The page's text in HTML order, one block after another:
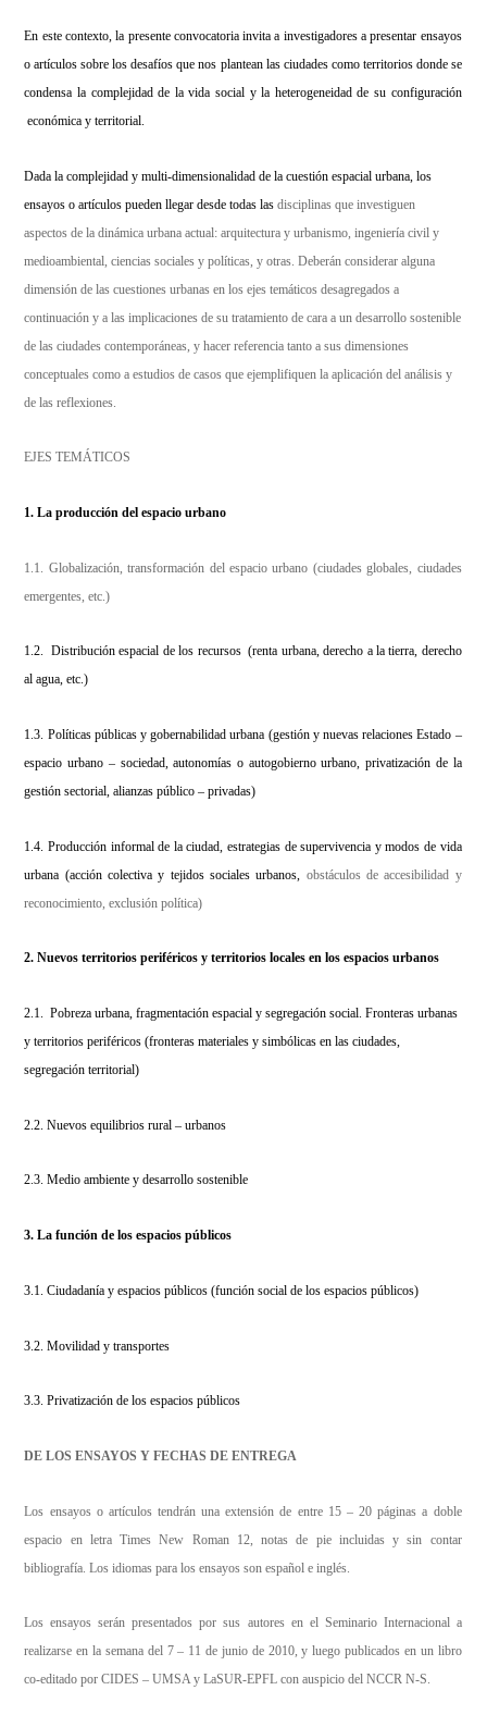
En este contexto, la presente convocatoria invita a investigadores a presentar ensayos
o artículos sobre los desafíos que nos plantean las ciudades como territorios donde se
condensa la complejidad de la vida social y la heterogeneidad de su configuración
económica y territorial.
Dada la complejidad y multi-dimensionalidad de la cuestión espacial urbana, los
ensayos o artículos pueden llegar desde todas lasdisciplinas que investiguen
aspectos de la dinámica urbana actual: arquitectura y urbanismo, ingeniería civil y
medioambiental, ciencias sociales y políticas, y otras. Deberán considerar alguna
dimensión de las cuestiones urbanas en los ejes temáticos desagregados a
continuación y a las implicaciones de su tratamiento de cara a un desarrollo sostenible
de las ciudades contemporáneas, y hacer referencia tanto a sus dimensiones
conceptuales como a estudios de casos que ejemplifiquen la aplicación del análisis y
de las reflexiones.
EJES TEMÁTICOS
1. La producción del espacio urbano
1.1. Globalización, transformación del espacio urbano (ciudades globales, ciudades
emergentes, etc.)
1.2. Distribución espacial de los recursos (renta urbana, derecho a la tierra, derecho
al agua, etc.)
1.3. Políticas públicas y gobernabilidad urbana (gestión y nuevas relaciones Estado –
espacio urbano – sociedad, autonomías o autogobierno urbano, privatización de la
gestión sectorial, alianzas público – privadas)
1.4. Producción informal de la ciudad, estrategias de supervivencia y modos de vida
urbana (acción colectiva y tejidos sociales urbanos, obstáculos de accesibilidad y
reconocimiento, exclusión política)
2. Nuevos territorios periféricos y territorios locales en los espacios urbanos
2.1. Pobreza urbana, fragmentación espacial y segregación social. Fronteras urbanas
y territorios periféricos (fronteras materiales y simbólicas en las ciudades,
segregación territorial)
2.2. Nuevos equilibrios rural – urbanos
2.3. Medio ambiente y desarrollo sostenible
3. La función de los espacios públicos
3.1. Ciudadanía y espacios públicos (función social de los espacios públicos)
3.2. Movilidad y transportes
3.3. Privatización de los espacios públicos
DE LOS ENSAYOS Y FECHAS DE ENTREGA
Los ensayos o artículos tendrán una extensión de entre 15 – 20 páginas a doble
espacio en letra Times New Roman 12, notas de pie incluidas y sin contar
bibliografía. Los idiomas para los ensayos son español e inglés.
Los ensayos serán presentados por sus autores en el Seminario Internacional a
realizarse en la semana del 7 – 11 de junio de 2010, y luego publicados en un libro
co-editado por CIDES – UMSA y LaSUR-EPFL con auspicio del NCCR N-S.